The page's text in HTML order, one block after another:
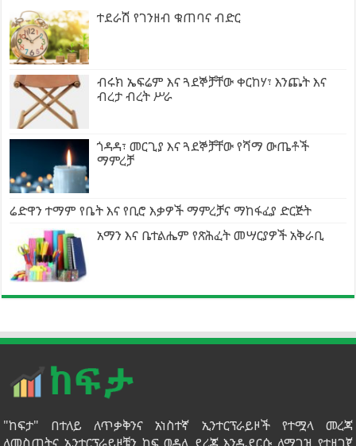
ተደራሽ የገንዘብ ቁጠባና ብድር
ብሩክ ኤፍሬም እና ጓደኞቻቸው ቀርከሃ፣ እንጨት እና
ብረታ ብረት ሥራ
ጎዳዳ፣ መርጊያ እና ጓደኞቻቸው የሻማ ውጤቶች
ማምረቻ
ሬድዋን ተማም የቤት እና የቢሮ እቃዎች ማምረቻና ማከፋፈያ ድርጅት
አማን እና ቤተልሔም የጽሕፈት መሣርያዎች አቅራቢ
"ከፍታ" በተለይ ለጥቃቅንና አነስተኛ ኢንተርፕራይዞች የተሟላ መረጃ